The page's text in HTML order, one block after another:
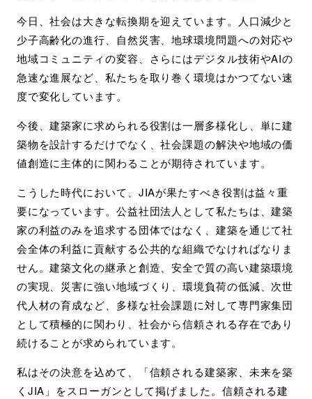
今日、社会は大きな転換期を迎えています。人口減少と
少子高齢化の進行、自然災害、地球環境問題への対応や
地域コミュニティの変容、さらにはデジタル技術やAIの
急速な進展など、私たちを取り巻く環境はかつてない速
度で変化しています。
今後、建築家に求められる役割は一層多様化し、単に建
築物を設計するだけでなく、社会課題の解決や地域の価
値創造に主体的に関わることが期待されています。
こうした時代において、JIAが果たすべき役割は益々重
要になっています。公益社団法人として私たちは、建築
家の利益のみを追求する団体ではなく、建築を通じて社
会全体の利益に貢献する公共的な組織でなければなりま
せん。建築文化の継承と創造、安全で質の高い建築環境
の実現、災害に強い地域づくり、環境負荷の低減、次世
代人材の育成など、多様な社会課題に対して専門家集団
として積極的に関わり、社会から信頼される存在であり
続けることが求められています。
私はその決意を込めて、「信頼される建築家、未来を築
くJIA」をスローガンとして掲げました。信頼される建